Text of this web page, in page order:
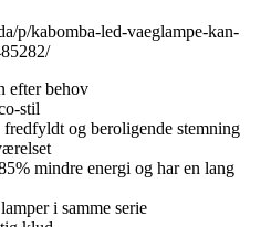
p/kabomba-led-vaeglampe-kan-
efter behov
stil
og beroligende stemning
mindre energi og har en lang
i samme serie